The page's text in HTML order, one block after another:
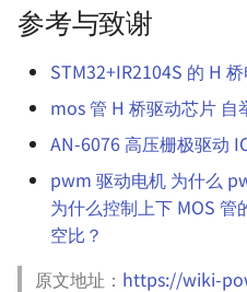
参考与致谢
STM32+IR2104S 的 H
mos 管 H 桥驱动芯片 自
AN-6076 高压栅极驱动
pwm 驱动电机 为什么
为什么控制上下 MOS 管
空比？
原文地址： https://wiki-